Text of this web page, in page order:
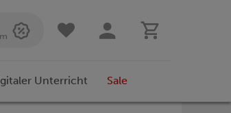
Unterricht Sale